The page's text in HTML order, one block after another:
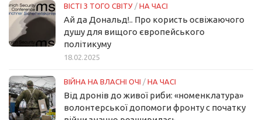
ВІСТІ З ТОГО СВІТУ / НА ЧАСІ
Ай да Дональд!.. Про користь освіжаючого
душу для вищого європейського
політикуму
18.02.2025
ВІЙНА НА ВЛАСНІ ОЧІ / НА ЧАСІ
Від дронів до живої риби: «номенклатура»
волонтерської допомоги фронту с початку